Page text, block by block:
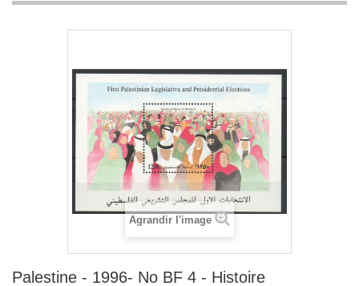
Agrandir l'image
Palestine - 1996- No BF 4 - Histoire